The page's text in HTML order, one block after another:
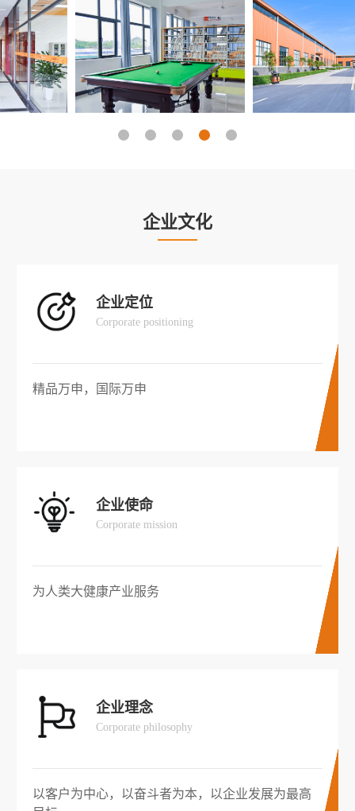
企业文化
企业定位
Corporate positioning
精品万申，国际万申
企业使命
Corporate mission
为人类大健康产业服务
企业理念
Corporate philosophy
以客户为中心，以奋斗者为本，以企业发展为最高